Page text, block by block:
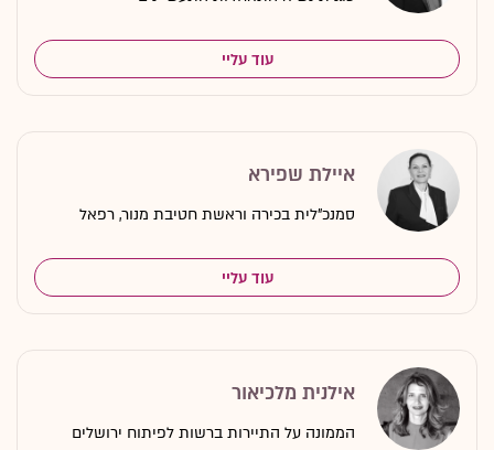
עוד עליי
איילת שפירא
סמנכ"לית בכירה וראשת חטיבת מנור, רפאל
עוד עליי
אילנית מלכיאור
הממונה על התיירות ברשות לפיתוח ירושלים